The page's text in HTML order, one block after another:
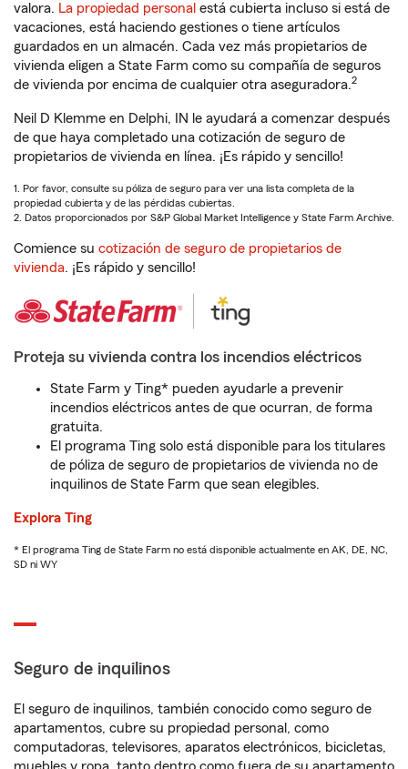
valora. La propiedad personal está cubierta incluso si está de
vacaciones, está haciendo gestiones o tiene artículos
guardados en un almacén. Cada vez más propietarios de
vivienda eligen a State Farm como su compañía de seguros
de vivienda por encima de cualquier otra aseguradora.2
Neil D Klemme en Delphi, IN le ayudará a comenzar después
de que haya completado una cotización de seguro de
propietarios de vivienda en línea. ¡Es rápido y sencillo!
1. Por favor, consulte su póliza de seguro para ver una lista completa de la
propiedad cubierta y de las pérdidas cubiertas.
2. Datos proporcionados por S&P Global Market Intelligence y State Farm Archive.
Comience su cotización de seguro de propietarios de
vivienda. ¡Es rápido y sencillo!
Proteja su vivienda contra los incendios eléctricos
State Farm y Ting* pueden ayudarle a prevenir
incendios eléctricos antes de que ocurran, de forma
gratuita.
El programa Ting solo está disponible para los titulares
de póliza de seguro de propietarios de vivienda no de
inquilinos de State Farm que sean elegibles.
Explora Ting
* El programa Ting de State Farm no está disponible actualmente en AK, DE, NC,
SD ni WY
Seguro de inquilinos
El seguro de inquilinos, también conocido como seguro de
apartamentos, cubre su propiedad personal, como
computadoras, televisores, aparatos electrónicos, bicicletas,